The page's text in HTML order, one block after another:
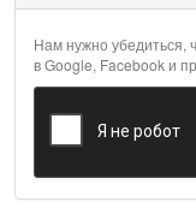
Нам нужно убедиться,
в Google, Facebook и